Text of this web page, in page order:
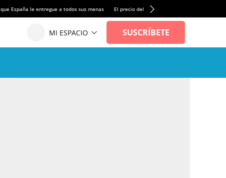
España le entregue a todos sus menas El precio del alquiler de vivienda baja por